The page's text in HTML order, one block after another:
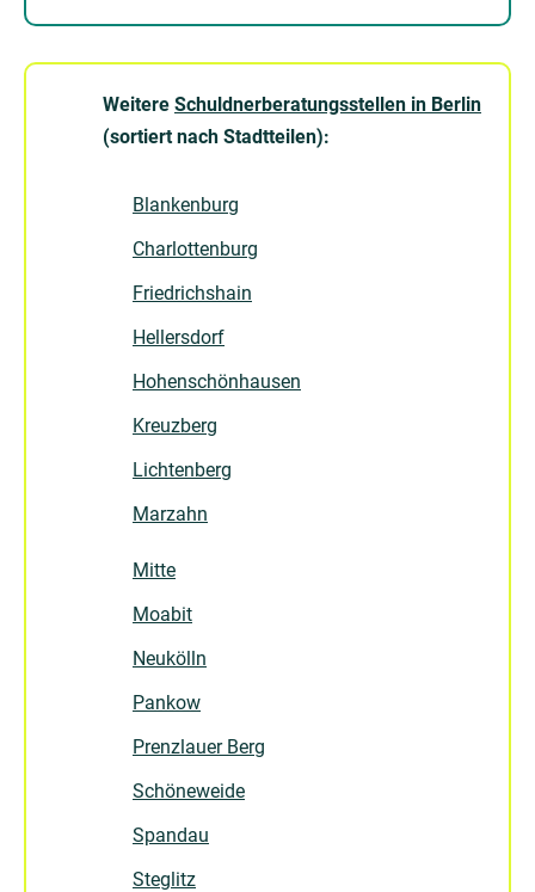
Weitere Schuldnerberatungsstellen in Berlin
(sortiert nach Stadtteilen):
Blankenburg
Charlottenburg
Friedrichshain
Hellersdorf
Hohenschönhausen
Kreuzberg
Lichtenberg
Marzahn
Mitte
Moabit
Neukölln
Pankow
Prenzlauer Berg
Schöneweide
Spandau
Steglitz